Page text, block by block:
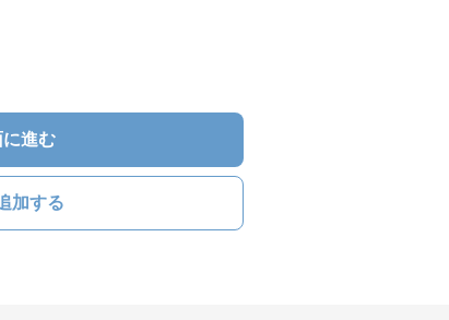
進む
加する